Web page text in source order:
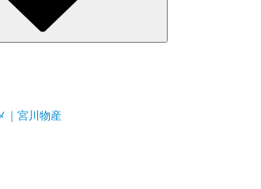
｜宮川物産